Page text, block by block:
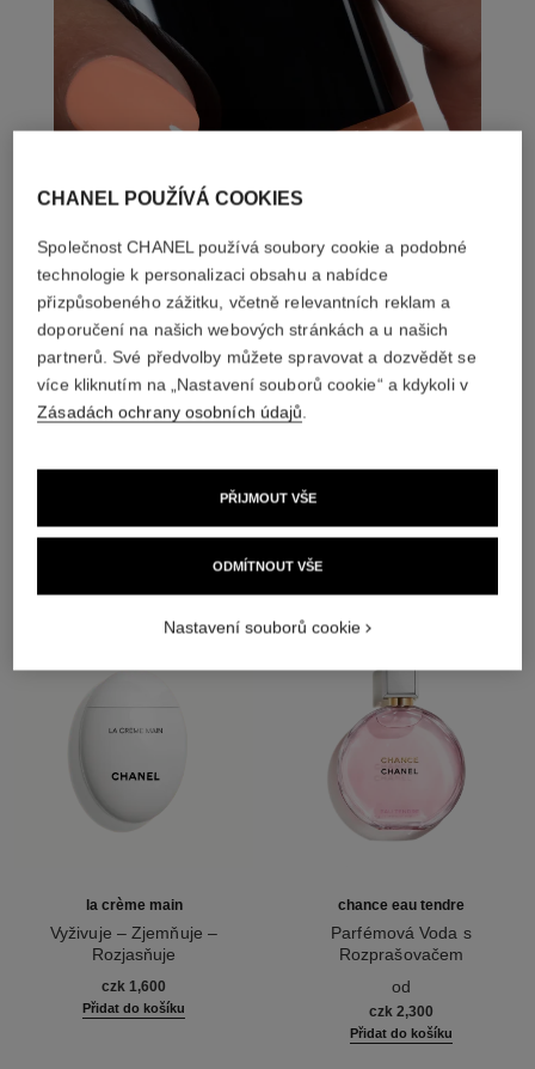
DOKONALÁ SHODA
la crème main
Vyživuje – Zjemňuje –
Rozjasňuje
czk 1,600
Přidat do košíku
chance eau tendre
Parfémová Voda s
Rozprašovačem
od
czk 2,300
Přidat do košíku
CHANEL POUŽÍVÁ COOKIES
Společnost CHANEL používá soubory cookie a podobné
technologie k personalizaci obsahu a nabídce
přizpůsobeného zážitku, včetně relevantních reklam a
doporučení na našich webových stránkách a u našich
partnerů. Své předvolby můžete spravovat a dozvědět se
více kliknutím na „Nastavení souborů cookie“ a kdykoli v
Zásadách ochrany osobních údajů
ODMÍTNOUT VŠE
PŘIJMOUT VŠE
Nastavení souborů cookie